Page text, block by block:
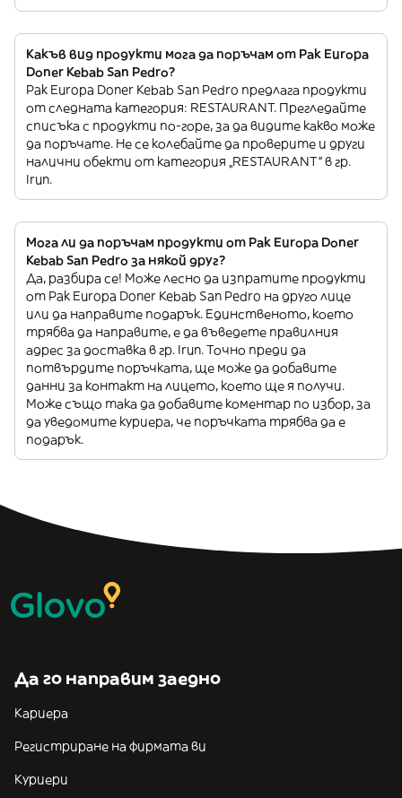
Какъв вид продукти мога да поръчам от Pak Europa
Doner Kebab San Pedro?
Pak Europa Doner Kebab San Pedro предлага продукти
от следната категория: RESTAURANT. Прегледайте
списъка с продукти по-горе, за да видите какво може
да поръчате. Не се колебайте да проверите и други
налични обекти от категория „RESTAURANT“ в гр.
Irun.
Мога ли да поръчам продукти от Pak Europa Doner
Kebab San Pedro за някой друг?
Да, разбира се! Може лесно да изпратите продукти
от Pak Europa Doner Kebab San Pedro на друго лице
или да направите подарък. Единственото, което
трябва да направите, е да въведете правилния
адрес за доставка в гр. Irun. Точно преди да
потвърдите поръчката, ще може да добавите
данни за контакт на лицето, което ще я получи.
Може също така да добавите коментар по избор, за
да уведомите куриера, че поръчката трябва да е
подарък.
Да го направим заедно
Кариера
Регистриране на фирмата ви
Куриери